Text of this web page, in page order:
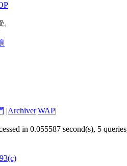
|Archiver|WAP|
in 0.055587 second(s), 5